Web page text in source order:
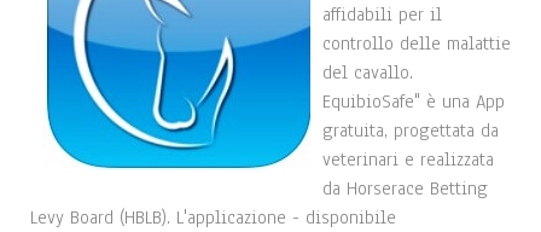
affidabili per il
controllo delle malattie
del cavallo.
EquibioSafe" è una App
gratuita, progettata da
veterinari e realizzata
da Horserace Betting
Levy Board (HBLB). L'applicazione - disponibile